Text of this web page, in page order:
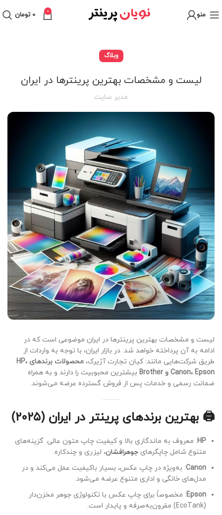
منو 0
0 تومان
وبلاگ
لیست و مشخصات بهترین پرینترها در ایران
مدیر سایت
لیست و مشخصات بهترین پرینترها در ایران موضوعی است که در
ادامه به آن پرداخته خواهد شد. در بازار ایران، با توجه به واردات از
طریق شرکت‌هایی مانند: کیان تجارت آژیرک،
محصولات برندهای HP،
Canon، Epson و Brother
بیشترین محبوبیت را دارند و به همراه
ضمانت رسمی و خدمات پس از فروش گسترده عرضه می‌شوند.
🖨️ بهترین برندهای پرینتر در ایران (۲۰۲۵)
HP: معروف به ماندگاری بالا و کیفیت چاپ متون عالی. گزینه‌های
متنوع شامل چاپگرهای جوهرافشان، لیزری و چندکاره.
Canon: به‌ویژه در چاپ عکس، بسیار باکیفیت عمل می‌کند و در
مدل‌های خانگی و اداری متنوع عرضه می‌شود.
Epson: مخصوصاً برای چاپ عکس با تکنولوژی جوهر مخزن‌دار
(EcoTank) مقرون‌به‌صرفه و پایدار است.